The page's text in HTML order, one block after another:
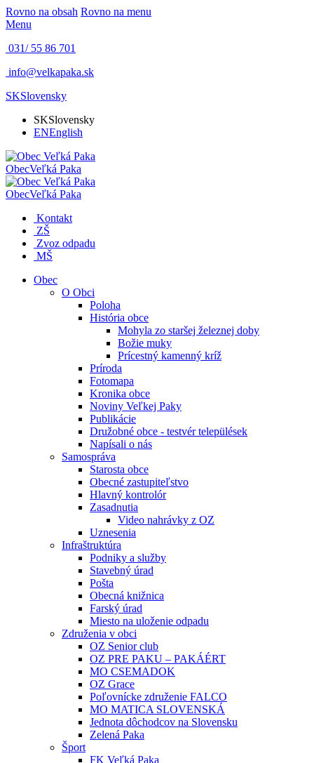
Rovno na obsah Rovno na menu
Menu
031/ 55 86 701
info@velkapaka.sk
SKSlovensky
SKSlovensky
ENEnglish
ObecVeľká Paka
ObecVeľká Paka
Kontakt
ZŠ
Zvoz odpadu
MŠ
Obec
O Obci
Poloha
História obce
Mohyla zo staršej železnej doby
Božie muky
Prícestný kamenný kríž
Príroda
Fotomapa
Kronika obce
Noviny Veľkej Paky
Publikácie
Družobné obce - testvér települések
Napísali o nás
Samospráva
Starosta obce
Obecné zastupiteľstvo
Hlavný kontrolór
Zasadnutia
Video nahrávky z OZ
Uznesenia
Infraštruktúra
Podniky a služby
Stavebný úrad
Pošta
Obecná knižnica
Farský úrad
Miesto na uloženie odpadu
Združenia v obci
OZ Senior club
OZ PRE PAKU – PAKÁÉRT
MO CSEMADOK
OZ Grace
Poľovnícke združenie FALCO
MO MATICA SLOVENSKÁ
Jednota dôchodcov na Slovensku
Zelená Paka
Šport
FK Veľká Paka